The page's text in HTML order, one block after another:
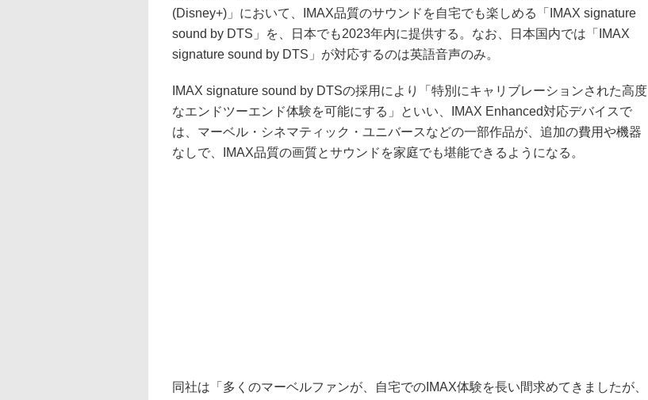
(Disney+)」において、IMAX品質のサウンドを自宅でも楽しめる「IMAX signature
sound by DTS」を、日本でも2023年内に提供する。なお、日本国内では「IMAX
signature sound by DTS」が対応するのは英語音声のみ。
IMAX signature sound by DTSの採用により「特別にキャリブレーションされた高度
なエンドツーエンド体験を可能にする」といい、IMAX Enhanced対応デバイスで
は、マーベル・シネマティック・ユニバースなどの一部作品が、追加の費用や機器
なしで、IMAX品質の画質とサウンドを家庭でも堪能できるようになる。
同社は「多くのマーベルファンが、自宅でのIMAX体験を長い間求めてきましたが、